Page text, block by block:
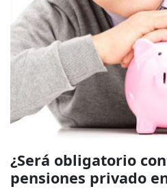
¿Será obligatorio
pensiones privado